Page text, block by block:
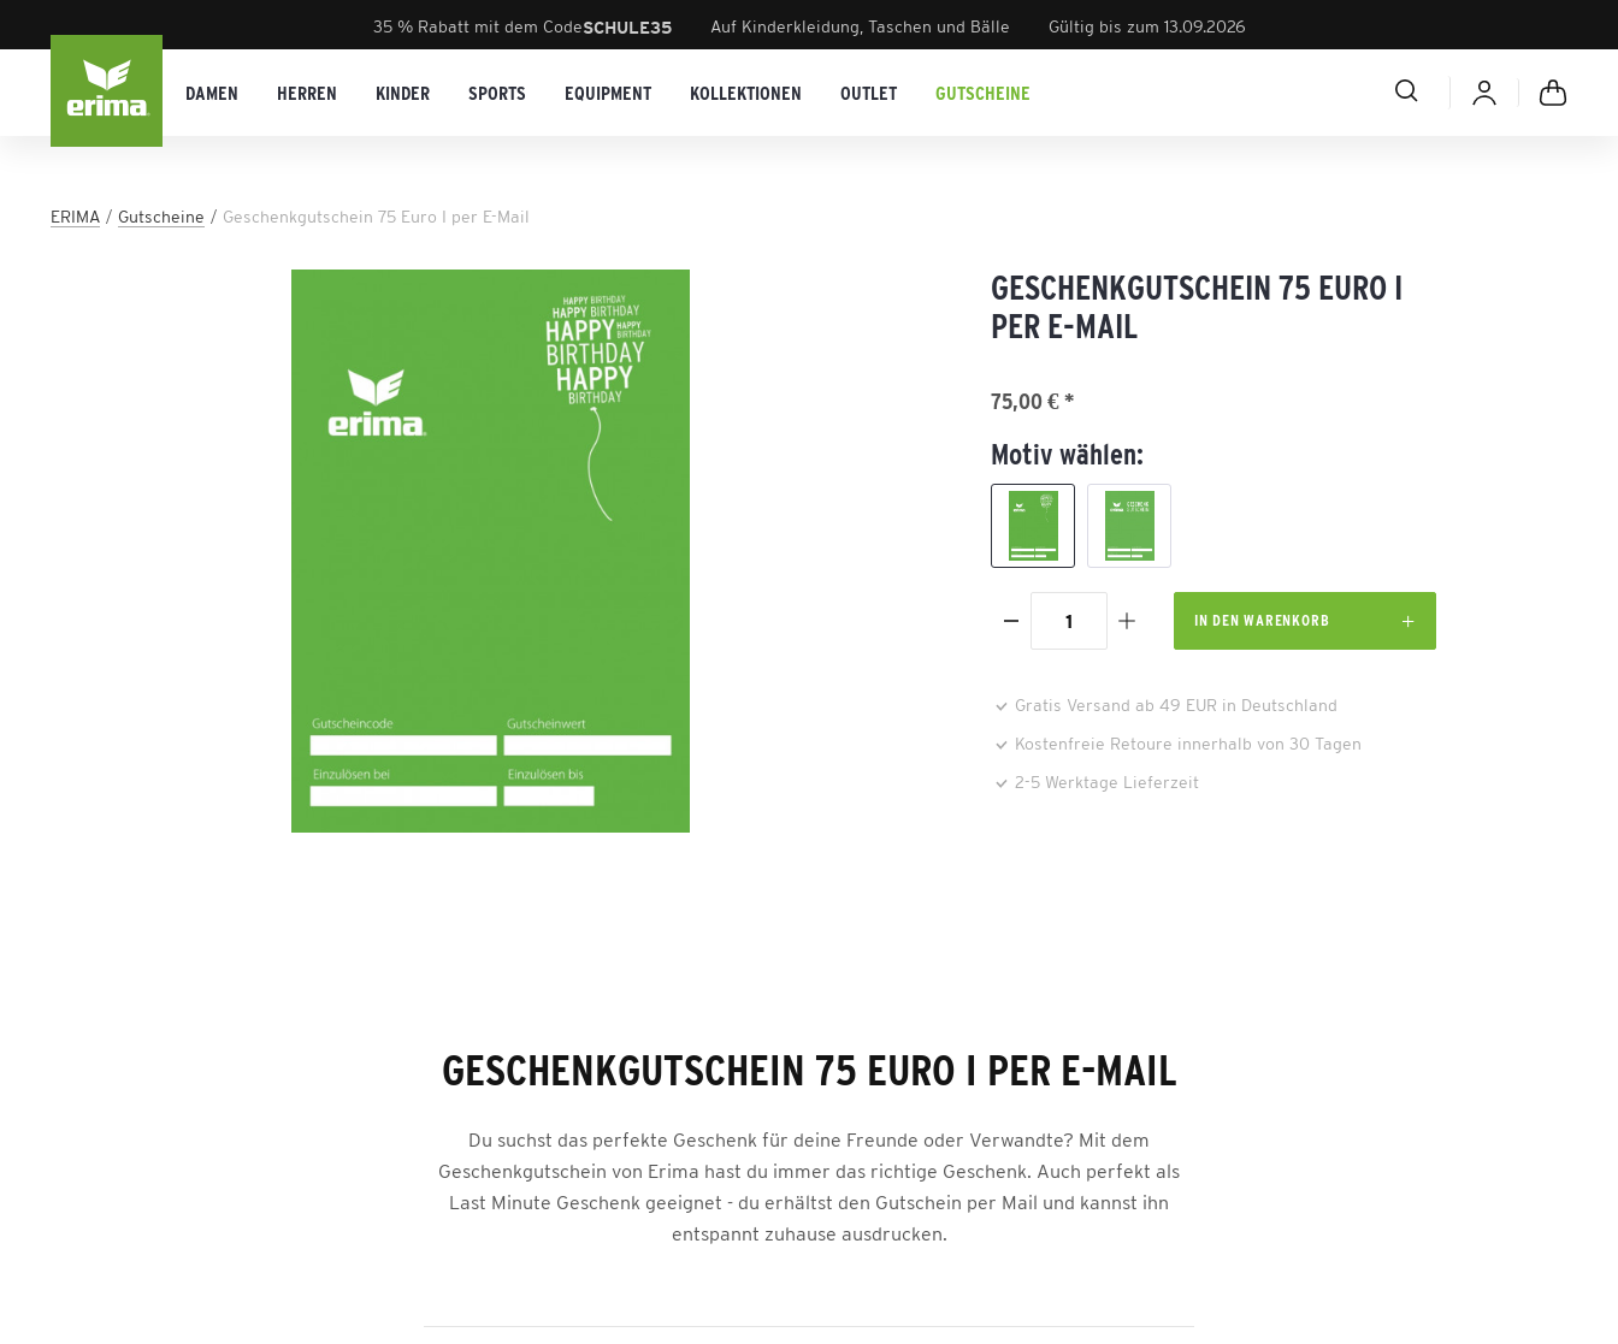
35 % Rabatt mit dem CodeSCHULE35 Auf Kinderkleidung, Taschen und Bälle Gültig bis zum 13.09.2026
DAMEN HERREN KINDER SPORTS EQUIPMENT KOLLEKTIONEN OUTLET GUTSCHEINE
ERIMA Gutscheine Geschenkgutschein 75 Euro I per E-Mail
GESCHENKGUTSCHEIN 75 EURO I
PER E-MAIL
Motiv wählen:
75,00 € *
IN DEN WARENKORB
Gratis Versand ab 49 EUR in Deutschland
Kostenfreie Retoure innerhalb von 30 Tagen
2-5 Werktage Lieferzeit
GESCHENKGUTSCHEIN 75 EURO I PER E-MAIL
Du suchst das perfekte Geschenk für deine Freunde oder Verwandte? Mit dem
Geschenkgutschein von Erima hast du immer das richtige Geschenk. Auch perfekt als
Last Minute Geschenk geeignet - du erhältst den Gutschein per Mail und kannst ihn
entspannt zuhause ausdrucken.